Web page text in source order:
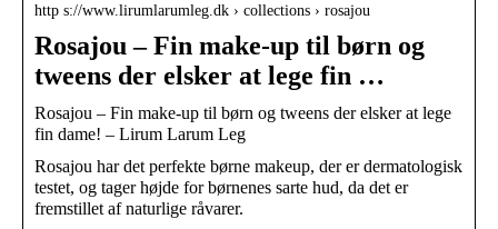
http s://www.lirumlarumleg.dk › collections › rosajou
Rosajou – Fin make-up til børn og
tweens der elsker at lege fin …
Rosajou – Fin make-up til børn og tweens der elsker at lege
fin dame! – Lirum Larum Leg
Rosajou har det perfekte børne makeup, der er dermatologisk
testet, og tager højde for børnenes sarte hud, da det er
fremstillet af naturlige råvarer.